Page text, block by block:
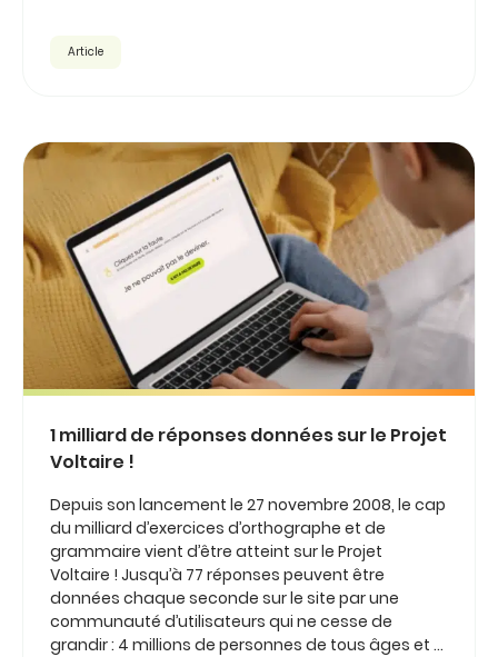
Article
1 milliard de réponses données sur le Projet
Voltaire !
Depuis son lancement le 27 novembre 2008, le cap
du milliard d’exercices d’orthographe et de
grammaire vient d’être atteint sur le Projet
Voltaire ! Jusqu’à 77 réponses peuvent être
données chaque seconde sur le site par une
communauté d’utilisateurs qui ne cesse de
grandir : 4 millions de personnes de tous âges et ...